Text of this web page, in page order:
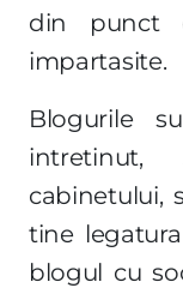
din punct
impartasite.
Blogurile
intretinut,
cabinetului,
tine
blogul cu